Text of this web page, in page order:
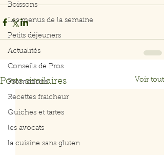
Boissons
Les menus de la semaine
Petits déjeuners
Actualités
Conseils de Pros
Promotions
Recettes fraicheur
Quiches et tartes
les avocats
la cuisine sans gluten
Posts similaires Voir tout